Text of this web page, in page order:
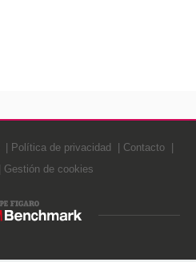
Política de privacidad
Contacto
Gestión de cookies